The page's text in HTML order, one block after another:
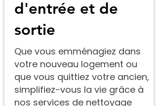
d'entrée et de
sortie
Que vous emménagiez dans
votre nouveau logement ou
que vous quittiez votre ancien,
simplifiez-vous la vie grâce à
nos services de nettoyage